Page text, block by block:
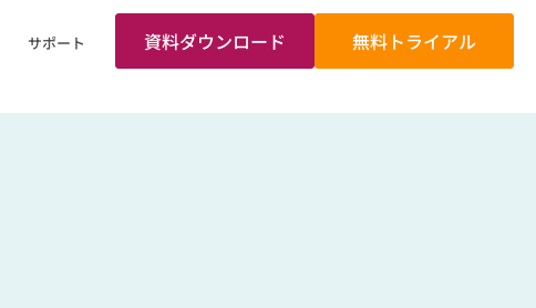
サポート 資料ダウンロード 無料トライアル